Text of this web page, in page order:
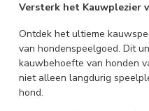
Versterk het Kauwplezier
Ontdek het ultieme
van hondenspeelgoed. Dit
kauwbehoefte van honden
niet alleen langdurig
hond.